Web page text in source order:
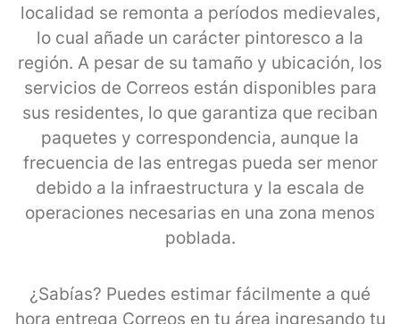
localidad se remonta a períodos medievales,
lo cual añade un carácter pintoresco a la
región. A pesar de su tamaño y ubicación, los
servicios de Correos están disponibles para
sus residentes, lo que garantiza que reciban
paquetes y correspondencia, aunque la
frecuencia de las entregas pueda ser menor
debido a la infraestructura y la escala de
operaciones necesarias en una zona menos
poblada.
¿Sabías? Puedes estimar fácilmente a qué
hora entrega Correos en tu área ingresando tu